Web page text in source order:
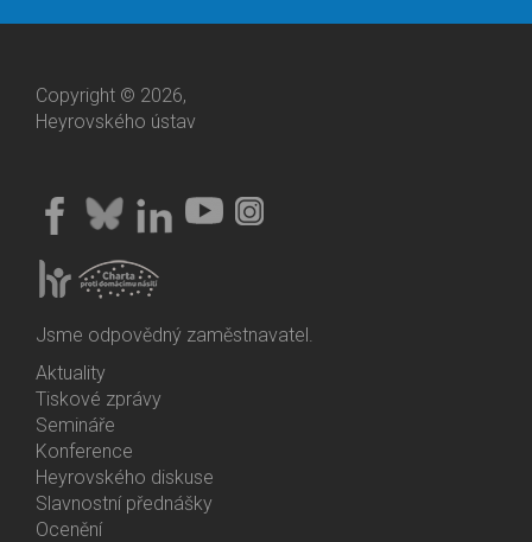
Copyright © 2026,
Heyrovského ústav
Jsme odpovědný zaměstnavatel.
Bottom
Menu
Activities
Aktuality
Tiskové zprávy
Semináře
Konference
Heyrovského diskuse
Slavnostní přednášky
Ocenění